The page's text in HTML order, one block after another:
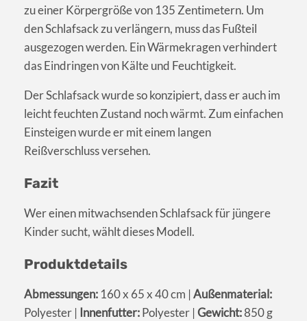
zu einer Körpergröße von 135 Zentimetern. Um
den Schlafsack zu verlängern, muss das Fußteil
ausgezogen werden. Ein Wärmekragen verhindert
das Eindringen von Kälte und Feuchtigkeit.
Der Schlafsack wurde so konzipiert, dass er auch im
leicht feuchten Zustand noch wärmt. Zum einfachen
Einsteigen wurde er mit einem langen
Reißverschluss versehen.
Fazit
Wer einen mitwachsenden Schlafsack für jüngere
Kinder sucht, wählt dieses Modell.
Produktdetails
Abmessungen: 160 x 65 x 40 cm | Außenmaterial:
Polyester | Innenfutter:Polyester | Gewicht:850 g